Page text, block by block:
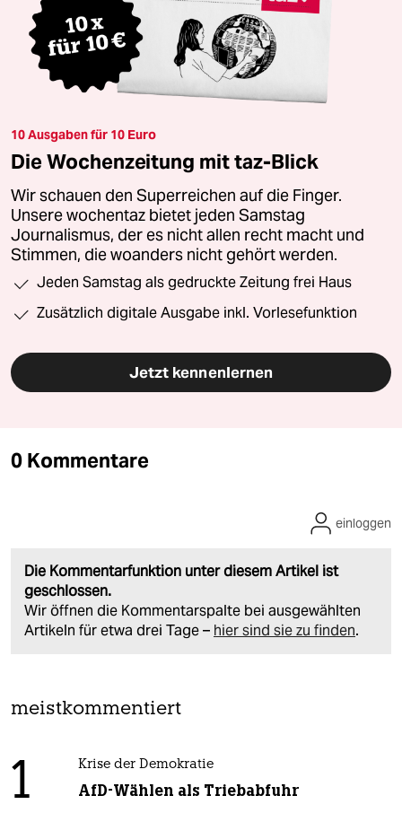
10 Ausgaben für 10 Euro
Die Wochenzeitung mit taz-Blick
Wir schauen den Superreichen auf die Finger.
Unsere wochentaz bietet jeden Samstag
Journalismus, der es nicht allen recht macht und
Stimmen, die woanders nicht gehört werden.
Jeden Samstag als gedruckte Zeitung frei Haus
Zusätzlich digitale Ausgabe inkl. Vorlesefunktion
Jetzt kennenlernen
0 Kommentare
Die Kommentarfunktion unter diesem Artikel ist
geschlossen.
Wir öffnen die Kommentarspalte bei ausgewählten
Artikeln für etwa drei Tage – hier sind sie zu finden.
einloggen
meistkommentiert
1 Krise der Demokratie
AfD-Wählen als Triebabfuhr